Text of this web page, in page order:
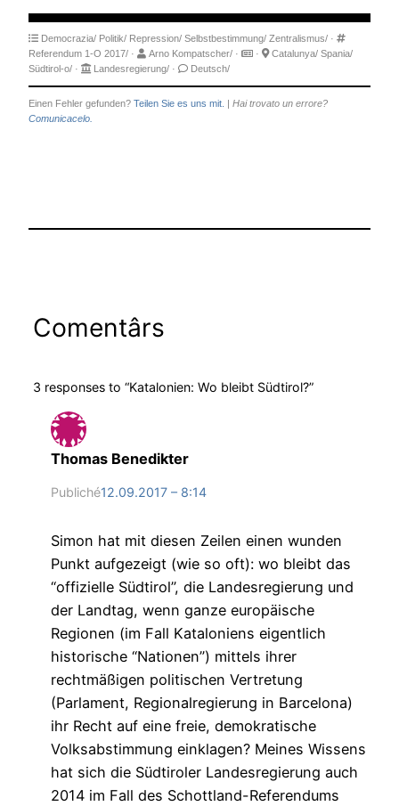
Democrazia/ Politik/ Repression/ Selbstbestimmung/ Zentralismus/ ·
Referendum 1-O 2017/ · Arno Kompatscher/ · · Catalunya/ Spania/
Südtirol-o/ · Landesregierung/ · Deutsch/
Einen Fehler gefunden? Teilen Sie es uns mit.
Hai trovato un errore?
Comunicacelo.
Comentârs
3 responses to “Katalonien: Wo bleibt Südtirol?”
Thomas Benedikter
Publiché12.09.2017 – 8:14
Simon hat mit diesen Zeilen einen wunden
Punkt aufgezeigt (wie so oft): wo bleibt das
“offizielle Südtirol”, die Landesregierung und
der Landtag, wenn ganze europäische
Regionen (im Fall Kataloniens eigentlich
historische “Nationen”) mittels ihrer
rechtmäßigen politischen Vertretung
(Parlament, Regionalregierung in Barcelona)
ihr Recht auf eine freie, demokratische
Volksabstimmung einklagen? Meines Wissens
hat sich die Südtiroler Landesregierung auch
2014 im Fall des Schottland-Referendums